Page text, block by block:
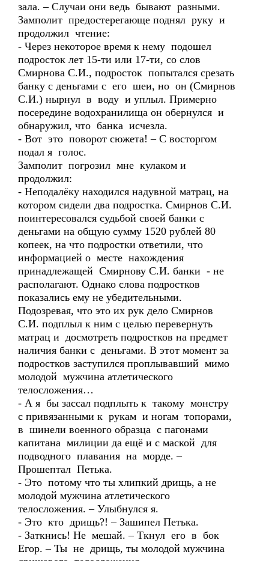
зала. – Случаи они ведь бывают разными.
Замполит предостерегающе поднял руку и
продолжил чтение:
- Через некоторое время к нему подошел
подросток лет 15-ти или 17-ти, со слов
Смирнова С.И., подросток попытался срезать
банку с деньгами с его шеи, но он (Смирнов
С.И.) нырнул в воду и уплыл. Примерно
посередине водохранилища он обернулся и
обнаружил, что банка исчезла.
- Вот это поворот сюжета! – С восторгом
подал я голос.
Замполит погрозил мне кулаком и
продолжил:
- Неподалёку находился надувной матрац, на
котором сидели два подростка. Смирнов С.И.
поинтересовался судьбой своей банки с
деньгами на общую сумму 1520 рублей 80
копеек, на что подростки ответили, что
информацией о месте нахождения
принадлежащей Смирнову С.И. банки - не
располагают. Однако слова подростков
показались ему не убедительными.
Подозревая, что это их рук дело Смирнов
С.И. подплыл к ним с целью перевернуть
матрац и досмотреть подростков на предмет
наличия банки с деньгами. В этот момент за
подростков заступился проплывавший мимо
молодой мужчина атлетического
телосложения…
- А я бы зассал подплыть к такому монстру
с привязанными к рукам и ногам топорами,
в шинели военного образца с пагонами
капитана милиции да ещё и с маской для
подводного плавания на морде. –
Прошептал Петька.
- Это потому что ты хлипкий дрищь, а не
молодой мужчина атлетического
телосложения. – Улыбнулся я.
- Это кто дрищь?! – Зашипел Петька.
- Заткнись! Не мешай. – Ткнул его в бок
Егор. – Ты не дрищь, ты молодой мужчина